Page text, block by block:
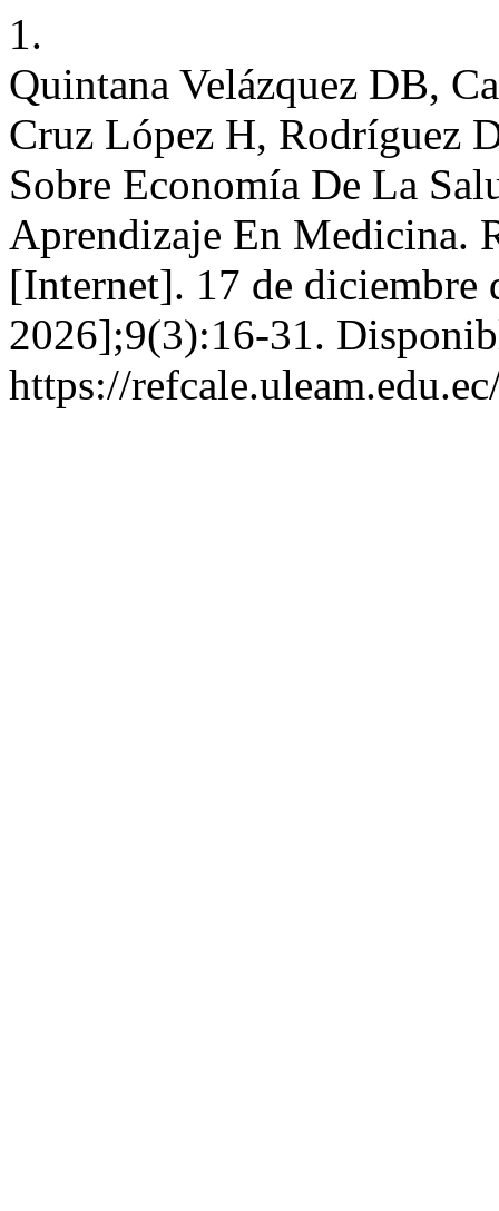
1.
Quintana Velázquez DB,
Cruz López H, Rodríguez
Sobre Economía De La
Aprendizaje En Medicina.
[Internet]. 17 de diciembre
2026];9(3):16-31.
https://